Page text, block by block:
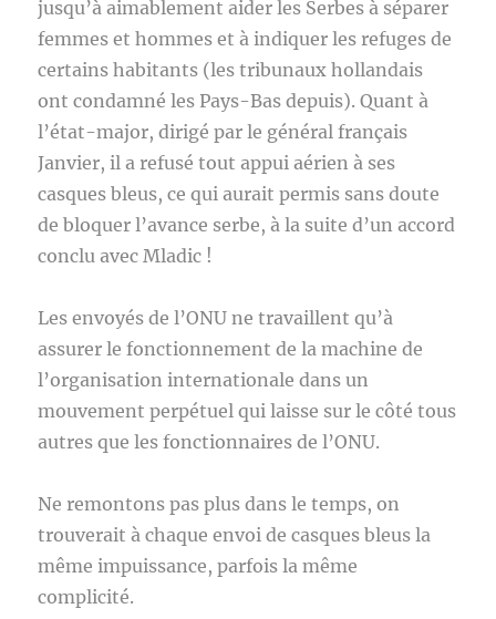
jusqu’à aimablement aider les Serbes à séparer
femmes et hommes et à indiquer les refuges de
certains habitants (les tribunaux hollandais
ont condamné les Pays-Bas depuis). Quant à
l’état-major, dirigé par le général français
Janvier, il a refusé tout appui aérien à ses
casques bleus, ce qui aurait permis sans doute
de bloquer l’avance serbe, à la suite d’un accord
conclu avec Mladic !
Les envoyés de l’ONU ne travaillent qu’à
assurer le fonctionnement de la machine de
l’organisation internationale dans un
mouvement perpétuel qui laisse sur le côté tous
autres que les fonctionnaires de l’ONU.
Ne remontons pas plus dans le temps, on
trouverait à chaque envoi de casques bleus la
même impuissance, parfois la même
complicité.